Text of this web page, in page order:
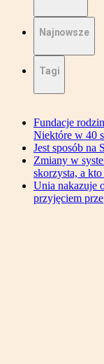
Najnowsze
Tagi
Fundacje
Niektóre w 40
Jest sposób na
Zmiany w
skorzysta, a kto
Unia nakazuje
przyjęciem